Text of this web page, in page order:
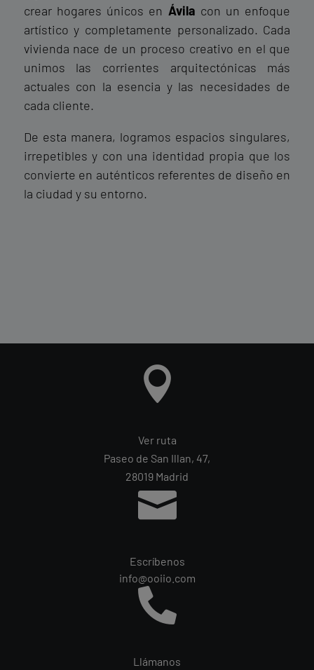
crear hogares únicos en Ávila con un enfoque
artístico y completamente personalizado. Cada
vivienda nace de un proceso creativo en el que
unimos las corrientes arquitectónicas más
actuales con la esencia y las necesidades de
cada cliente.
De esta manera, logramos espacios singulares,
irrepetibles y con una identidad propia que los
convierte en auténticos referentes de diseño en
la ciudad y su entorno.

Ver ruta
Paseo de San Illan, 47,
28019 Madrid

Escríbenos
info@ooiio.com

Llámanos